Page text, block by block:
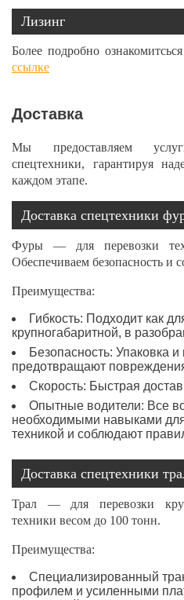
Лизинг
Более подробно
ссылке
Доставка
Мы предоставляем
спецтехники, гарантируя
каждом этапе.
Доставка спецтехники
Фуры — для перевозки
Обеспечиваем безопасность и
Преимущества:
Гибкость: Подходит как
крупногабаритной, в
Безопасность: Упаковка
предотвращают
Скорость: Быстрая
Опытные водители: Все
необходимыми навыками
техникой и соблюдают
Доставка спецтехники
Трал — для перевозки
техники весом до 100 тонн.
Преимущества:
Специализированный
профилем и усиленными